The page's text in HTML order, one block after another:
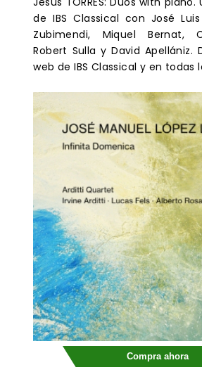
de IBS Classical con José
Zubimendi, Miquel Bernat,
Robert Sulla y David Apellániz.
web de IBS Classical y en todas
Compra ahora